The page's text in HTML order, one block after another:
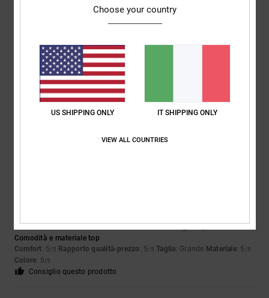
4.0
Taglia
Troppo piccolo Troppo grande
Materiale
Colore
Comodità e materiale top
Comfort: 5/5 Rapporto qualità-prezzo : 5/5 Taglia: Grande Materiale: 5 /5
Colore: 5/5
Consiglio questo prodotto
Choose your country
US SHIPPING ONLY IT SHIPPING ONLY
VIEW ALL COUNTRIES